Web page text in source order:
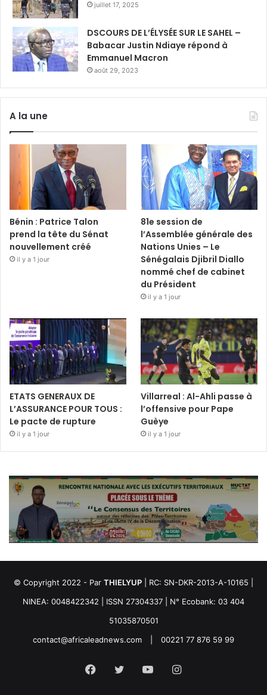
juillet 17, 2025
DSCOURS DE L’ÉLYSÉE SUR LE SAHEL –
Babacar Justin Ndiaye répond à
Emmanuel Macron
août 29, 2023
A la une
Bénin : Patrice Talon
prend la tête du Sénat
nouvellement créé
il y a 1 jour
81e session de
l’Assemblée générale des
Nations Unies – Le
Sénégalais Djibril Diallo
nommé chef de cabinet
du Président
il y a 1 jour
ETATS GENERAUX DE
L’ASSURANCE POUR TOUS :
Le pacte de rupture
il y a 1 jour
Villarreal : Al-Ahli passe à
l’offensive pour Pape
Guèye
il y a 1 jour
© Copyright 2022 - Par THIELYUP | RC: SN-DKR-2013-A-10165 |
NINEA: 0048422342 | ISSN 27304337 | N° Ecobank: 03 404
51035870501
contact@africaleadnews.com
00221 77 876 59 99
Facebook
Twitter YouTubeInstagram